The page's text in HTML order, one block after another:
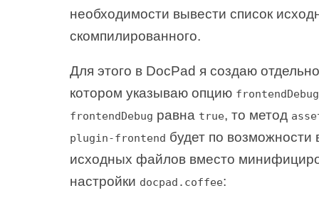
необходимости вывести список
скомпилированного.
Для этого в DocPad я создаю
котором указываю опцию
frontendDebug равна true, то метод
plugin-frontend будет по возможности
исходных файлов вместо
настройки docpad.coffee: